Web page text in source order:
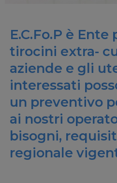
E.C.Fo.P è
tirocini extra-
aziende e gli
interessati
un preventivo
ai nostri
bisogni,
regionale